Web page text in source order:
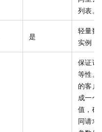
列表。
是
轻量数
实例
保证请
等性。
的客户
成一个
值，确
同请求